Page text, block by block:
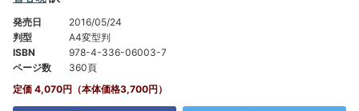
発売日
2016/05/24
判型
A4変型判
ISBN
978-4-336-06003-7
ページ数
360頁
定価 4,070円（本体価格3,700円）